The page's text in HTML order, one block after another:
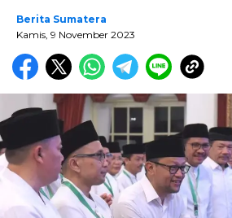
Berita Sumatera
Kamis, 9 November 2023